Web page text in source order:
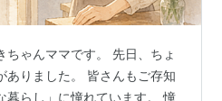
ちゃんママです。 先日、ちょ
ありました。 皆さんもご存知
暮らし」に憧れています。 憧